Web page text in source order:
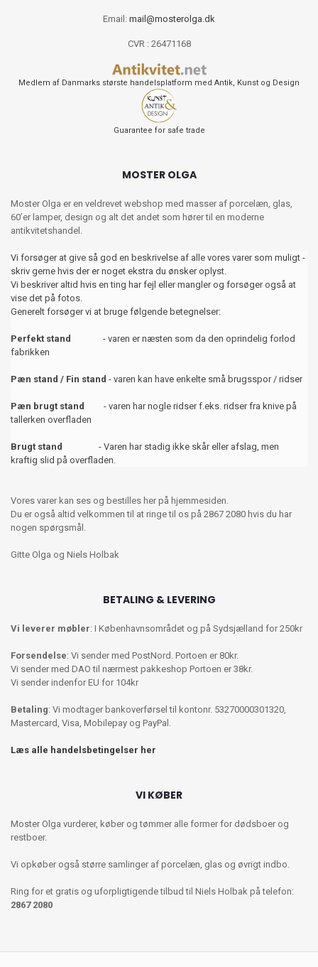
Email: mail@mosterolga.dk
CVR : 26471168
Medlem af Danmarks største handelsplatform med Antik, Kunst og Design
Guarantee for safe trade
MOSTER OLGA
Moster Olga er en veldrevet webshop med masser af porcelæn, glas,
60’er lamper, design og alt det andet som hører til en moderne
antikvitetshandel.
Vi forsøger at give så god en beskrivelse af alle vores varer som muligt -
skriv gerne hvis der er noget ekstra du ønsker oplyst.
Vi beskriver altid hvis en ting har fejl eller mangler og forsøger også at
vise det på fotos.
Generelt forsøger vi at bruge følgende betegnelser:
Perfekt stand - varen er næsten som da den oprindelig forlod
fabrikken
Pæn stand / Fin stand - varen kan have enkelte små brugsspor / ridser
Pæn brugt stand
- varen har nogle ridser f.eks. ridser fra knive på
tallerken overfladen
Brugt stand
- Varen har stadig ikke skår eller afslag, men
kraftig slid på overfladen.
Vores varer kan ses og bestilles her på hjemmesiden.
Du er også altid velkommen til at ringe til os på 2867 2080 hvis du har
nogen spørgsmål.
Gitte Olga og Niels Holbak
BETALING & LEVERING
Vi leverer møbler: I Københavnsområdet og på Sydsjælland for 250kr
Forsendelse: Vi sender med PostNord. Portoen er 80kr.
Vi sender med DAO til nærmest pakkeshop Portoen er 38kr.
Vi sender indenfor EU for 104kr
Betaling: Vi modtager bankoverførsel til kontonr. 53270000301320,
Mastercard, Visa, Mobilepay og PayPal.
Læs alle handelsbetingelser her
VI KØBER
Moster Olga vurderer, køber og tømmer alle former for dødsboer og
restboer.
Vi opkøber også større samlinger af porcelæn, glas og øvrigt indbo.
Ring for et gratis og uforpligtigende tilbud til Niels Holbak på telefon:
2867 2080